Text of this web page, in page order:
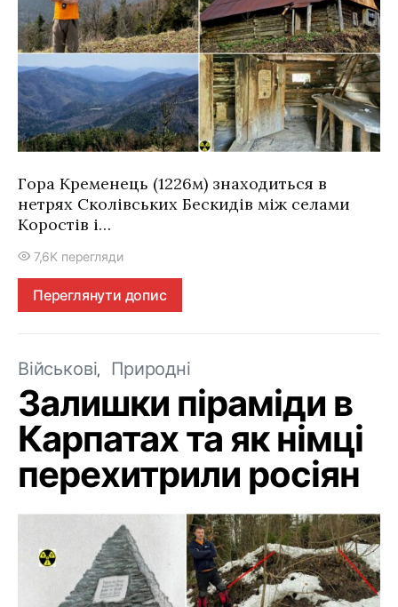
Гора Кременець (1226м) знаходиться в
нетрях Сколівських Бескидів між селами
Коростів і…
7,6K перегляди
Переглянути допис
Військові Природні
Залишки піраміди в
Карпатах та як німці
перехитрили росіян